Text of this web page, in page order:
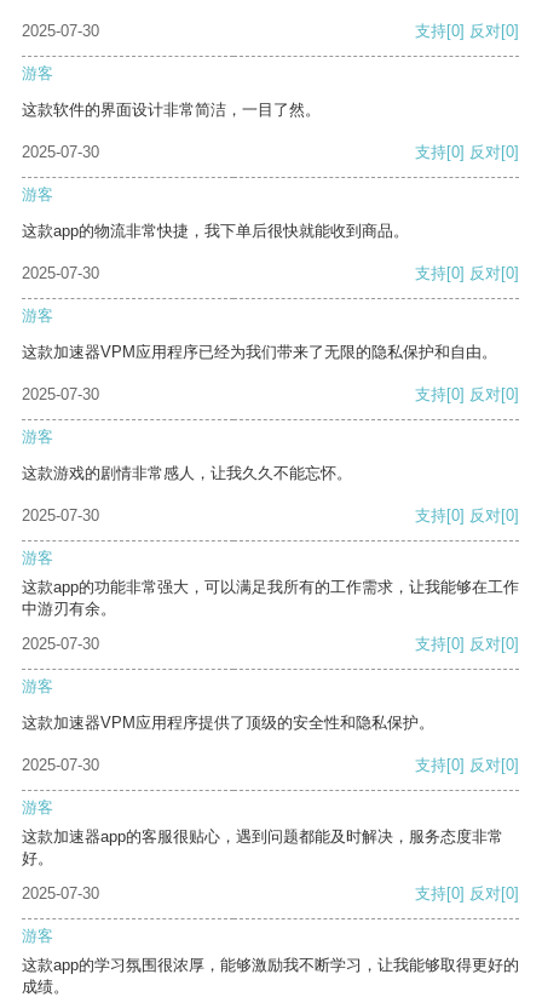
2025-07-30 支持[0] 反对[0]
游客
这款软件的界面设计非常简洁，一目了然。
2025-07-30 支持[0] 反对[0]
游客
这款app的物流非常快捷，我下单后很快就能收到商品。
2025-07-30 支持[0] 反对[0]
游客
这款加速器VPM应用程序已经为我们带来了无限的隐私保护和自由。
2025-07-30 支持[0] 反对[0]
游客
这款游戏的剧情非常感人，让我久久不能忘怀。
2025-07-30 支持[0] 反对[0]
游客
这款app的功能非常强大，可以满足我所有的工作需求，让我能够在工作
中游刃有余。
2025-07-30
支持[0] 反对[0]
游客
这款加速器VPM应用程序提供了顶级的安全性和隐私保护。
2025-07-30 支持[0] 反对[0]
游客
这款加速器app的客服很贴心，遇到问题都能及时解决，服务态度非常
好。
2025-07-30
支持[0] 反对[0]
游客
这款app的学习氛围很浓厚，能够激励我不断学习，让我能够取得更好的
成绩。